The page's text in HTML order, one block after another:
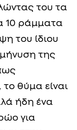
του τα
10 ράμματα
του ίδιου
της
θύμα είναι
ήδη ένα
για